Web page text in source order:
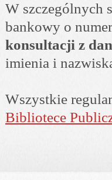
W szczególnych
bankowy o
konsultacji z
imienia i
Wszystkie
Bibliotece